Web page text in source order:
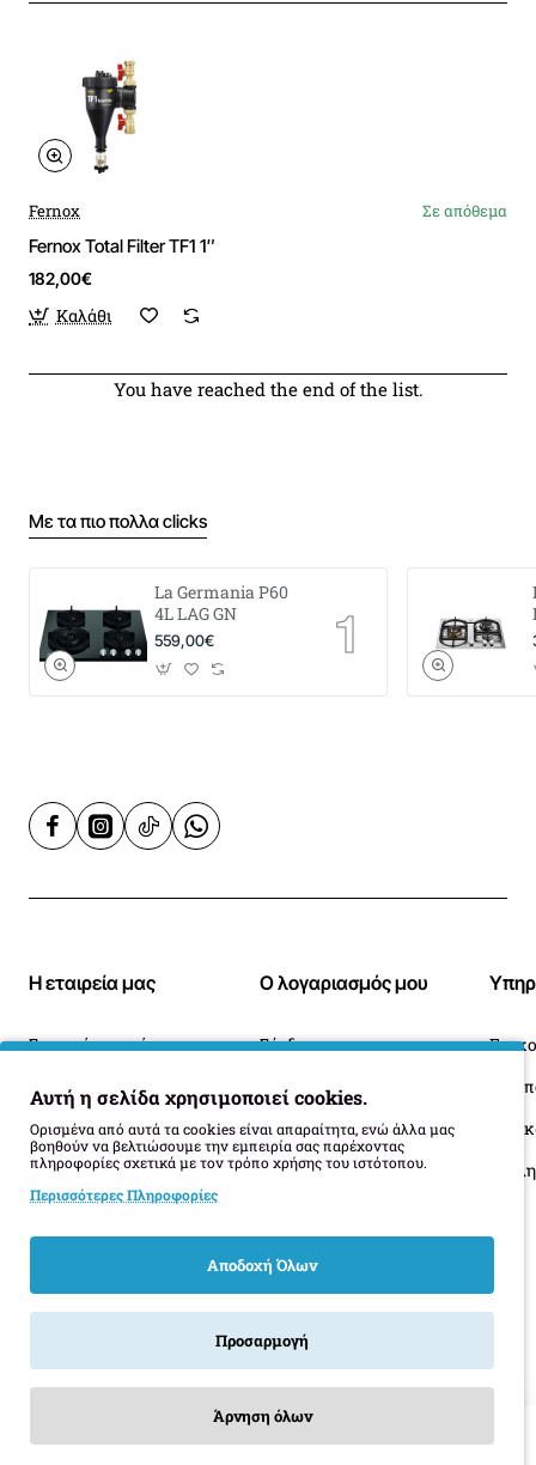
Fernox Σε απόθεμα
Fernox Total Filter TF1 1″
182,00€
Καλάθι
You have reached the end of the list.
Με τα πιο πολλα clicks
La Germania P60
4L LAG GN
559,00€
Η εταιρεία μας
Σχετικά με εμάς
Blog
Πληροφορίες Παράδοσης
Όροι Επιστροφής
Ο λογαριασμός μου
Σύνδεση
Ιστορικό Παραγγελιών
Επιστροφές
Product Filter
Αυτή η σελίδα χρησιμοποιεί cookies.
Ορισμένα από αυτά τα cookies είναι απαραίτητα, ενώ άλλα μας
βοηθούν να βελτιώσουμε την εμπειρία σας παρέχοντας
πληροφορίες σχετικά με τον τρόπο χρήσης του ιστότοπου.
Περισσότερες Πληροφορίες
Αποδοχή Όλων
Προσαρμογή
Άρνηση όλων